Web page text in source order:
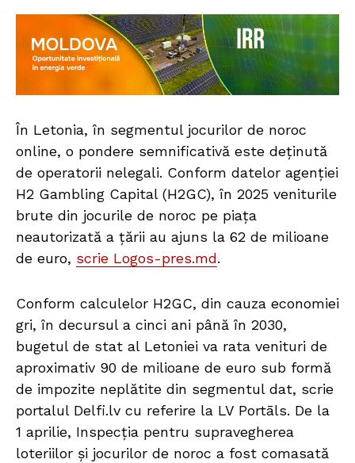
În Letonia, în segmentul jocurilor de noroc
online, o pondere semnificativă este deținută
de operatorii nelegali. Conform datelor agenției
H2 Gambling Capital (H2GC), în 2025 veniturile
brute din jocurile de noroc pe piața
neautorizată a țării au ajuns la 62 de milioane
de euro, scrie Logos-pres.md.
Conform calculelor H2GC, din cauza economiei
gri, în decursul a cinci ani până în 2030,
bugetul de stat al Letoniei va rata venituri de
aproximativ 90 de milioane de euro sub formă
de impozite neplătite din segmentul dat, scrie
portalul Delfi.lv cu referire la LV Portāls. De la
1 aprilie, Inspecția pentru supravegherea
loteriilor și jocurilor de noroc a fost comasată